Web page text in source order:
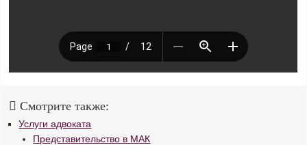
Смотрите также:
Услуги адвоката
Представительство в МАК